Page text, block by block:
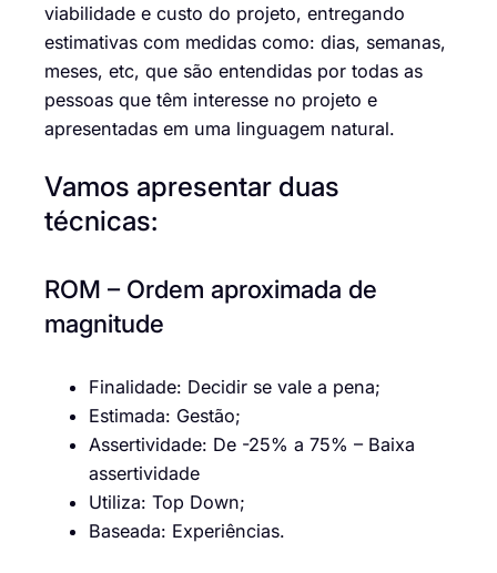
viabilidade e custo do projeto, entregando
estimativas com medidas como: dias, semanas,
meses, etc, que são entendidas por todas as
pessoas que têm interesse no projeto e
apresentadas em uma linguagem natural.
Vamos apresentar duas
técnicas:
ROM – Ordem aproximada de
magnitude
Finalidade: Decidir se vale a pena;
Estimada: Gestão;
Assertividade: De -25% a 75% – Baixa
assertividade
Utiliza: Top Down;
Baseada: Experiências.